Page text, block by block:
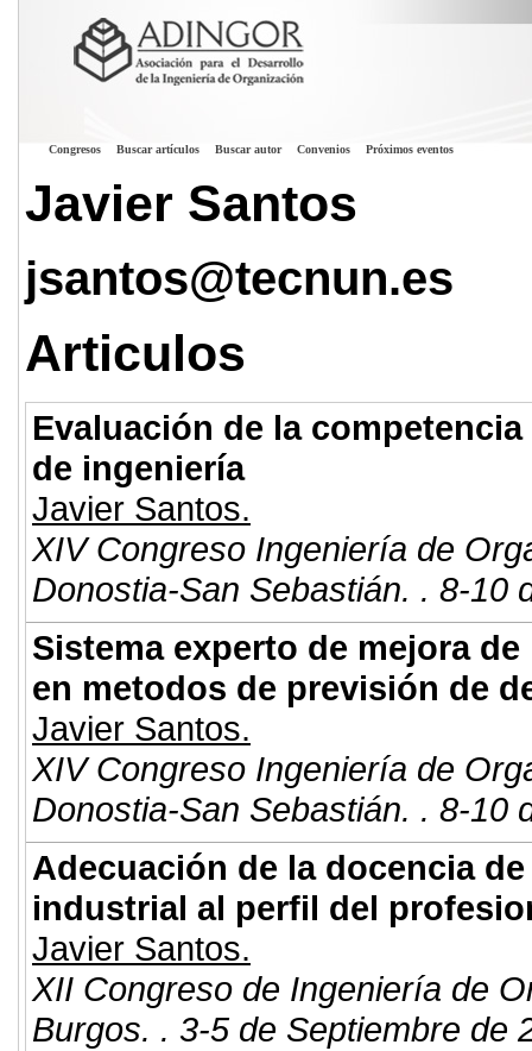
Congresos Buscar artículos Buscar autor Convenios Próximos eventos
Javier Santos
jsantos@tecnun.es
Articulos
Evaluación de la
de ingeniería
Javier Santos.
XIV Congreso Ingeniería de
Donostia-San Sebastián. . 8-10
Sistema experto de mejora
en metodos de previsión de
Javier Santos.
XIV Congreso Ingeniería de
Donostia-San Sebastián. . 8-10
Adecuación de la docencia
industrial al perfil del
Javier Santos.
XII Congreso de Ingeniería de
Burgos. . 3-5 de Septiembre de